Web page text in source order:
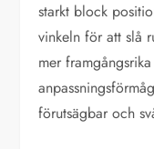
starkt block
vinkeln för att slå
mer
förutsägbar och